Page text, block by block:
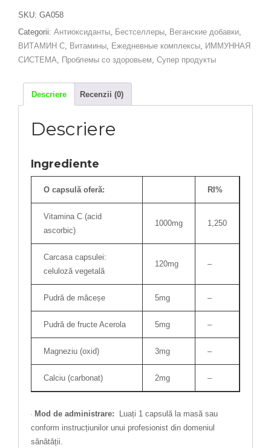
vitamina
C
1000mg
cu
acerola
vegane
SKU: GA058
Categorii: Антиоксиданты, Бестселлеры, Веганские добавки,
ВИТАМИН С, Витамины, Ежедневные комплексы, ИММУННАЯ
СИСТЕМА, Проблемы со здоровьем, Супер продукты
Descriere Recenzii (0)
Descriere
Ingrediente
O capsulă oferă: RI%
Vitamina C (acid
ascorbic)
1000mg 1,250
Carcasa capsulei:
celuloză vegetală
120mg –
Pudră de măceșe 5mg –
Pudră de fructe Acerola 5mg –
Magneziu (oxid) 3mg –
Calciu (carbonat) 2mg –
Mod de administrare: Luați 1 capsulă la masă sau
conform instrucțiunilor unui profesionist din domeniul
sănătății.